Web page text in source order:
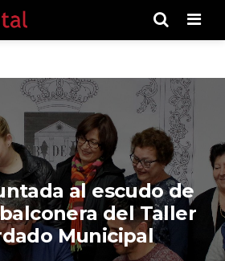
al escudo de
del Taller
Municipal